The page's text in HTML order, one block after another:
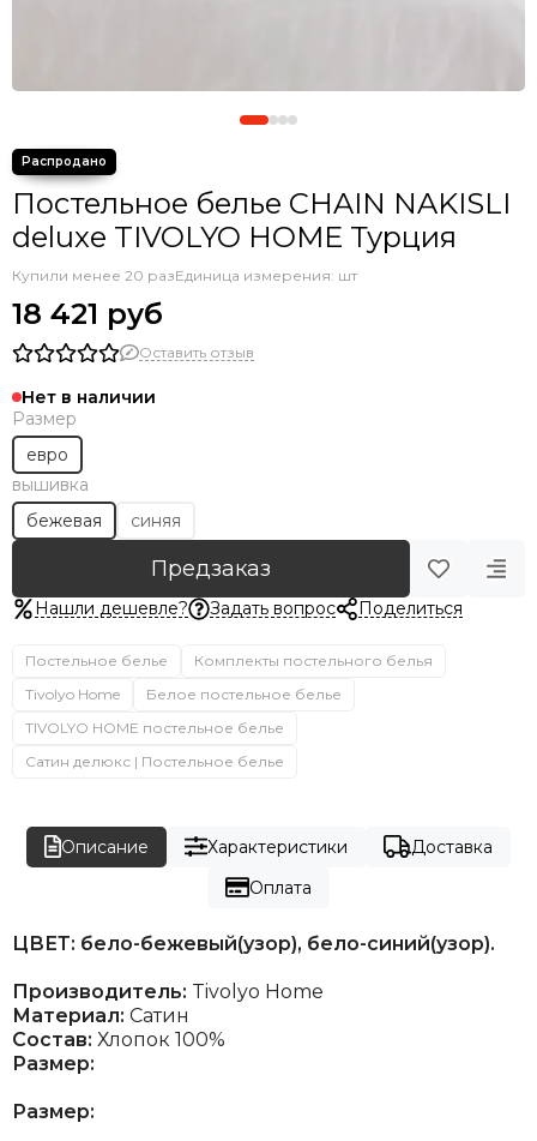
Постельное белье CHAIN NAKISLI
deluxe TIVOLYO HOME Турция
Купили менее 20 разЕдиница измерения: шт
18 421 руб
Оставить отзыв
Нет в наличии
Размер
евро
вышивка
бежевая
синяя
Предзаказ
Нашли дешевле? Задать вопрос Поделиться
Постельное белье
Комплекты постельного белья
Tivolyo Home
Белое постельное белье
TIVOLYO HOME постельное белье
Сатин делюкс | Постельное белье
Описание Характеристики
Доставка
Оплата
ЦВЕТ: бело-бежевый(узор), бело-синий(узор).
Производитель: Tivolyo Home
Материал: Сатин
Состав: Хлопок 100%
Размер:
Размер: